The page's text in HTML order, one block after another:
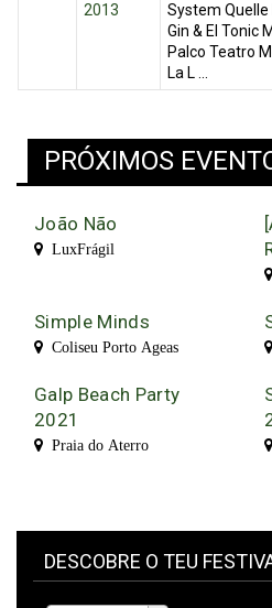
2013
System Quelle
Gin & El Tonic
Palco Teatro
La L ...
PRÓXIMOS
João Não
LuxFrágil
Simple Minds
Coliseu Porto Ageas
Galp Beach Party
2021
Praia do Aterro
DESCOBRE O TEU